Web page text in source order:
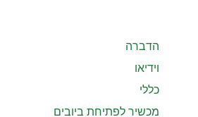
הדברה
וידיאו
כללי
מכשיר לפתיחת ביובים